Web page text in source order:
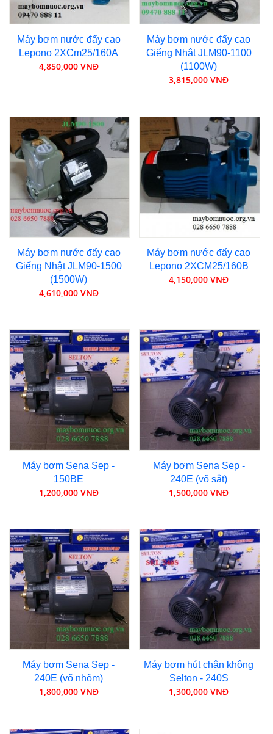
Máy bơm nước đẩy cao
Lepono 2XCm25/160A
4,850,000 VNĐ
Máy bơm nước đẩy cao
Giếng Nhật JLM90-1100
(1100W)
3,815,000 VNĐ
Máy bơm nước đẩy cao
Giếng Nhật JLM90-1500
(1500W)
4,610,000 VNĐ
Máy bơm nước đẩy cao
Lepono 2XCM25/160B
4,150,000 VNĐ
Máy bơm Sena Sep -
150BE
1,200,000 VNĐ
Máy bơm Sena Sep -
240E (võ sắt)
1,500,000 VNĐ
Máy bơm Sena Sep -
240E (võ nhôm)
1,800,000 VNĐ
Máy bơm hút chân không
Selton - 240S
1,300,000 VNĐ